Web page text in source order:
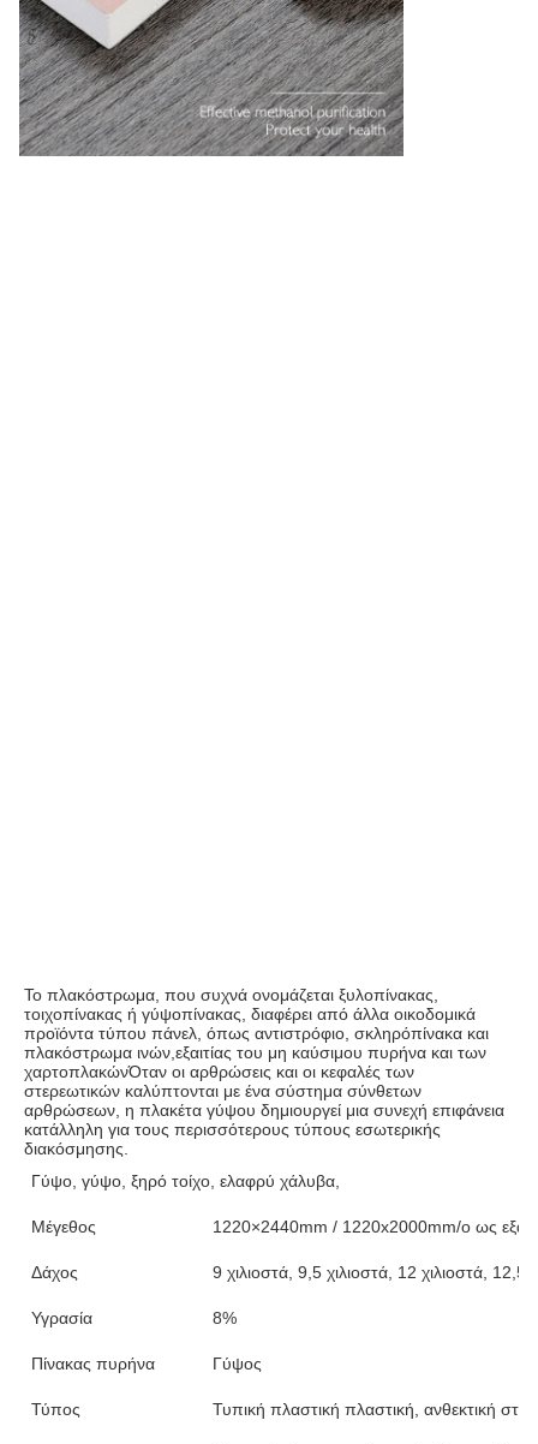
Το πλακόστρωμα, που συχνά ονομάζεται ξυλοπίνακας,
τοιχοπίνακας ή γύψοπίνακας, διαφέρει από άλλα οικοδομικά
προϊόντα τύπου πάνελ, όπως αντιστρόφιο, σκληρόπίνακα και
πλακόστρωμα ινών,εξαιτίας του μη καύσιμου πυρήνα και των
χαρτοπλακώνΌταν οι αρθρώσεις και οι κεφαλές των
στερεωτικών καλύπτονται με ένα σύστημα σύνθετων
αρθρώσεων, η πλακέτα γύψου δημιουργεί μια συνεχή επιφάνεια
κατάλληλη για τους περισσότερους τύπους εσωτερικής
διακόσμησης.
Γύψο, γύψο, ξηρό τοίχο, ελαφρύ χάλυβα,
Μέγεθος 1220×2440mm / 1220x2000mm/o ως
Δάχος 9 χιλιοστά, 9,5 χιλιοστά, 12 χιλιοστά, 12,5
Υγρασία 8%
Πίνακας πυρήνα Γύψος
Τύπος Τυπική πλαστική πλαστική, ανθεκτική